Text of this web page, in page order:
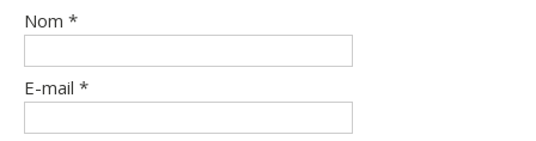
Nom *
E-mail *